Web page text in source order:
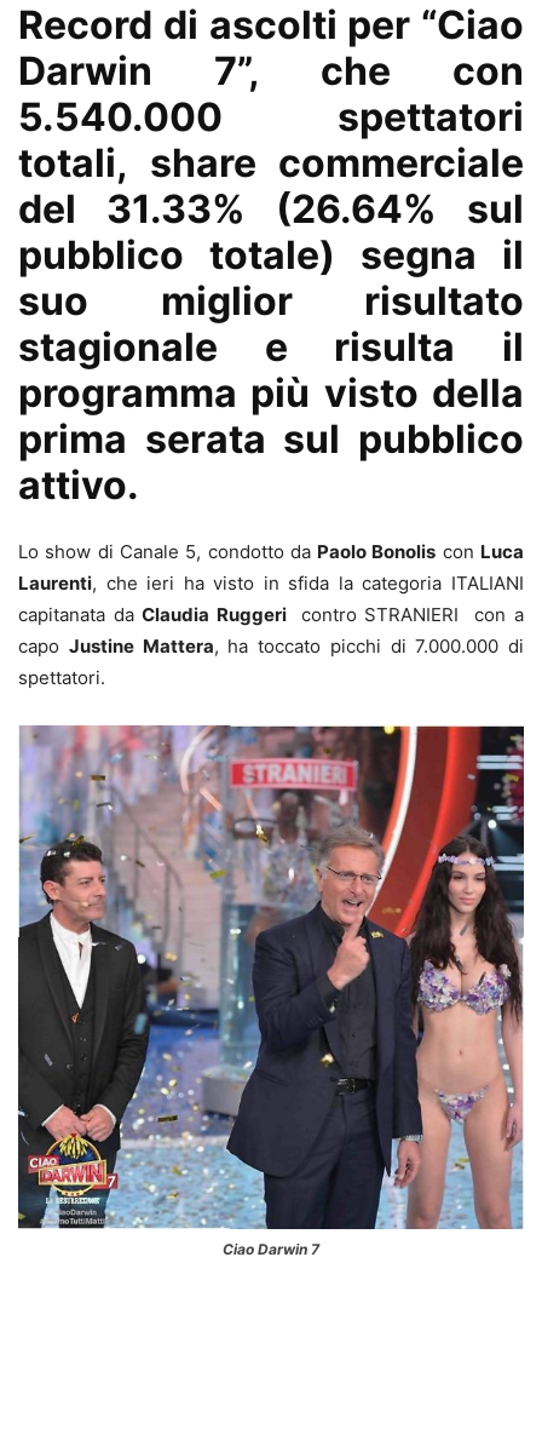
Record di ascolti per “Ciao
Darwin 7”, che con
5.540.000 spettatori
totali, share commerciale
del 31.33% (26.64% sul
pubblico totale) segna il
suo miglior risultato
stagionale e risulta il
programma più visto della
prima serata sul pubblico
attivo.
Lo show di Canale 5, condotto da Paolo Bonolis con Luca
Laurenti, che ieri ha visto in sfida la categoria ITALIANI
capitanata daClaudia Ruggeri
contro STRANIERI con a
capo Justine Mattera, ha toccato picchi di 7.000.000 di
spettatori.
Ciao Darwin 7